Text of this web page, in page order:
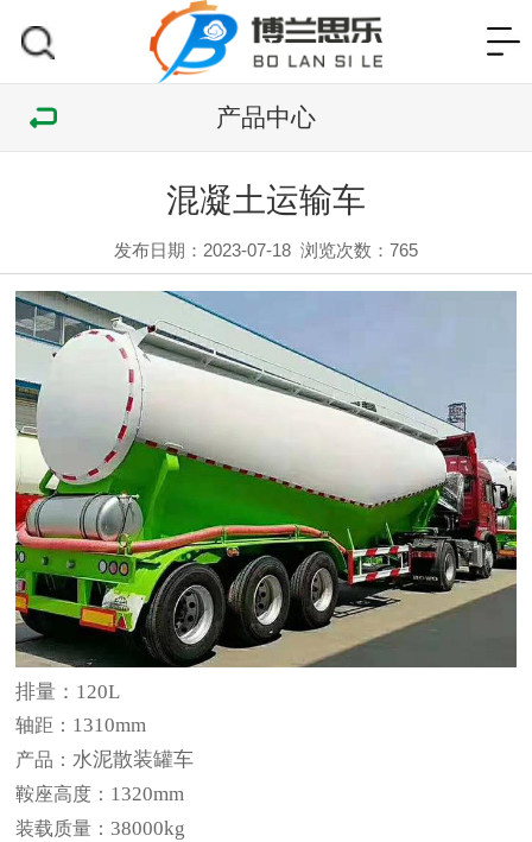
产品中心
混凝土运输车
发布日期：2023-07-18 浏览次数：765
排量： 120L
轴距： 1310mm
产品： 水泥散装罐车
鞍座高度： 1320mm
装载质量：38000kg